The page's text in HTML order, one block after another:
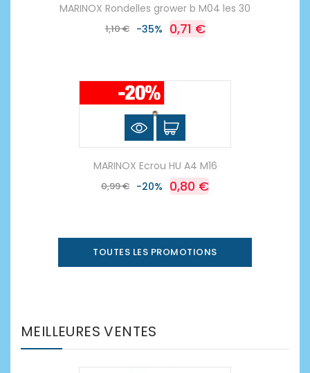
MARINOX Rondelles grower b M04 les 30
1,10 € -35% 0,71 €
MARINOX Ecrou HU A4 M16
0,99 € -20% 0,80 €
TOUTES LES PROMOTIONS
MEILLEURES VENTES